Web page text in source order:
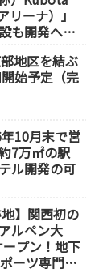
リーナ）」
も開発へ
地区を結ぶ
始予定（完
10月末で営
7万㎡の駅
ル開発の可
】関西初の
ルペン大
プン！地下
ーツ専門店